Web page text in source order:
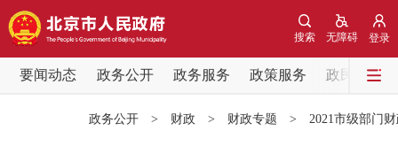
登录
无障碍
搜索
要闻动态 政务公开 政务服务 政策服务
政民互动
政务公开 > 财政 > 财政专题 > 2021市级部门